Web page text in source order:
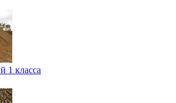
1 класса